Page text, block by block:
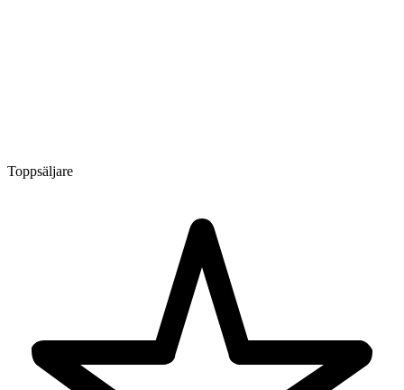
Toppsäljare